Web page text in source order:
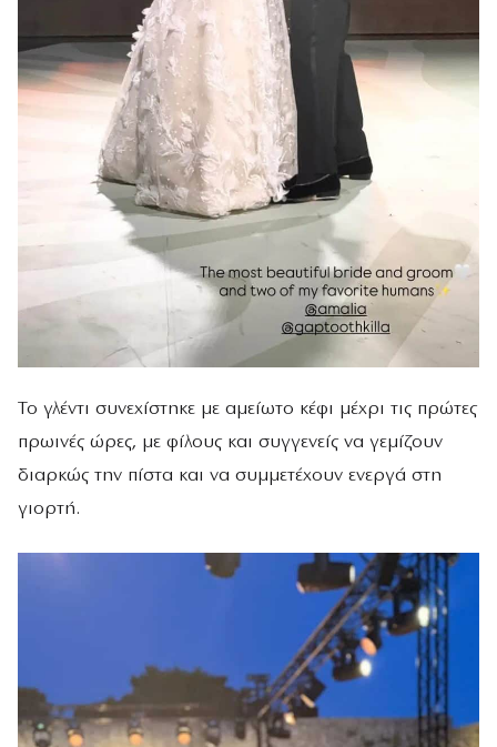
Το γλέντι συνεχίστηκε με αμείωτο κέφι μέχρι τις πρώτες
πρωινές ώρες, με φίλους και συγγενείς να γεμίζουν
διαρκώς την πίστα και να συμμετέχουν ενεργά στη
γιορτή.